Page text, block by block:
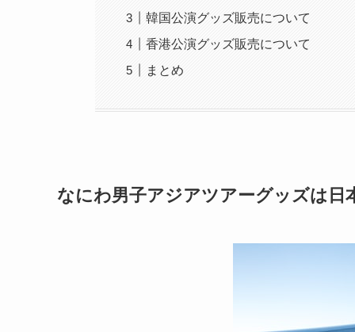
韓国公演グッズ販売について
香港公演グッズ販売について
まとめ
なにわ男子アジアツアーグッズは日